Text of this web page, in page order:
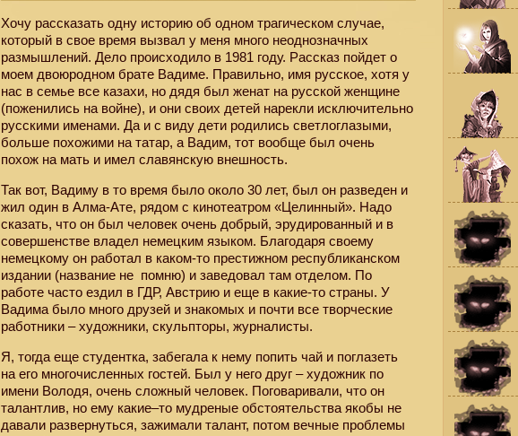
Хочу рассказать одну историю об одном трагическом случае,
который в свое время вызвал у меня много неоднозначных
размышлений. Дело происходило в 1981 году. Рассказ пойдет о
моем двоюродном брате Вадиме. Правильно, имя русское, хотя у
нас в семье все казахи, но дядя был женат на русской женщине
(поженились на войне), и они своих детей нарекли исключительно
русскими именами. Да и с виду дети родились светлоглазыми,
больше похожими на татар, а Вадим, тот вообще был очень
похож на мать и имел славянскую внешность.
Так вот, Вадиму в то время было около 30 лет, был он разведен и
жил один в Алма-Ате, рядом с кинотеатром «Целинный». Надо
сказать, что он был человек очень добрый, эрудированный и в
совершенстве владел немецким языком. Благодаря своему
немецкому он работал в каком-то престижном республиканском
издании (название не помню) и заведовал там отделом. По
работе часто ездил в ГДР, Австрию и еще в какие-то страны. У
Вадима было много друзей и знакомых и почти все творческие
работники – художники, скульпторы, журналисты.
Я, тогда еще студентка, забегала к нему попить чай и поглазеть
на его многочисленных гостей. Был у него друг – художник по
имени Володя, очень сложный человек. Поговаривали, что он
талантлив, но ему какие–то мудреные обстоятельства якобы не
давали развернуться, зажимали талант, потом вечные проблемы